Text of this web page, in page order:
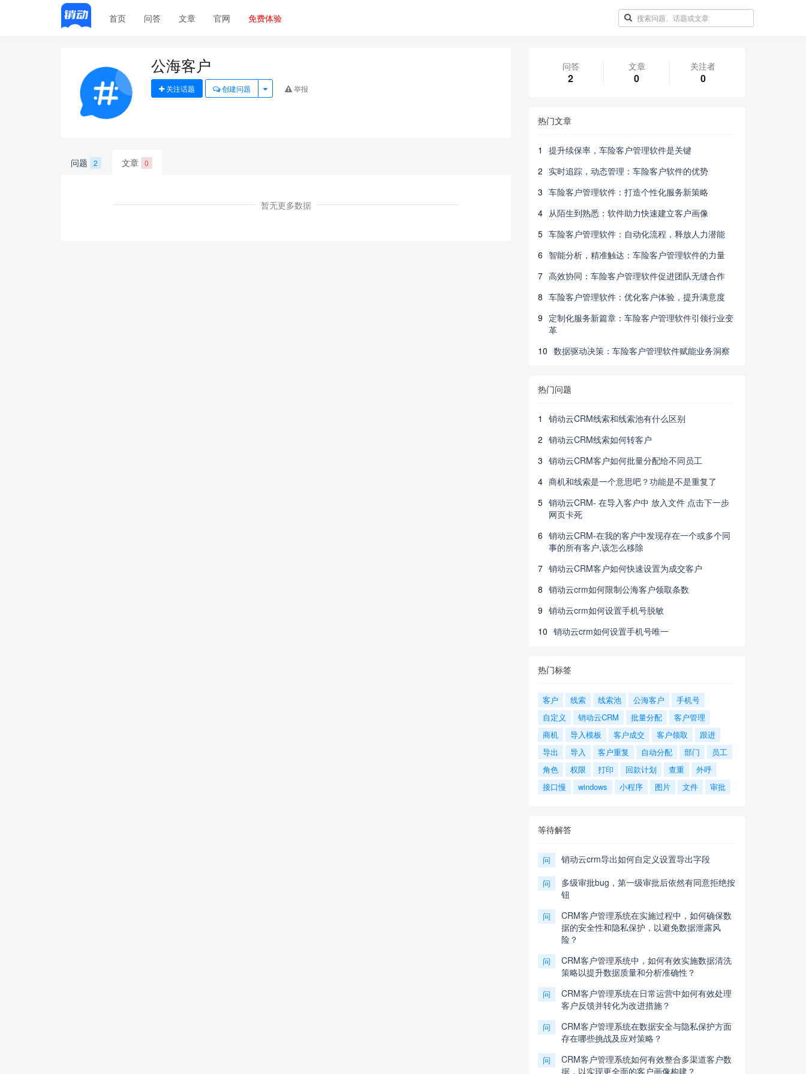
首页 问答 文章 官网 免费体验
公海客户
关注话题 创建问题 举报
问题 2 文章 0
暂无更多数据
问答
2
文章
0
关注者
0
热门文章
1
提升续保率，车险客户管理软件是关键
2 实时追踪，动态管理：车险客户软件的优势
3 车险客户管理软件：打造个性化服务新策略
4 从陌生到熟悉：软件助力快速建立客户画像
5 车险客户管理软件：自动化流程，释放人力潜能
6 智能分析，精准触达：车险客户管理软件的力量
7 高效协同：车险客户管理软件促进团队无缝合作
8 车险客户管理软件：优化客户体验，提升满意度
9 定制化服务新篇章：车险客户管理软件引领行业变
革
10 数据驱动决策：车险客户管理软件赋能业务洞察
热门问题
1
销动云CRM线索和线索池有什么区别
2 销动云CRM线索如何转客户
3 销动云CRM客户如何批量分配给不同员工
4 商机和线索是一个意思吧？功能是不是重复了
5 销动云CRM- 在导入客户中 放入文件 点击下一步
网页卡死
6 销动云CRM-在我的客户中发现存在一个或多个同
事的所有客户,该怎么移除
7 销动云CRM客户如何快速设置为成交客户
8 销动云crm如何限制公海客户领取条数
9 销动云crm如何设置手机号脱敏
10 销动云crm如何设置手机号唯一
热门标签
客户 线索 线索池 公海客户
手机号
自定义
销动云CRM 批量分配
客户管理
商机
导入模板 客户成交 客户领取
跟进
导出
导入 客户重复 自动分配 部门
员工
角色
权限 打印 回款计划 查重
外呼
接口慢
windows 小程序 图片 文件 审批
等待解答
问 销动云crm导出如何自定义设置导出字段
问
多级审批bug，第一级审批后依然有同意拒绝按
钮
问
CRM客户管理系统在实施过程中，如何确保数
据的安全性和隐私保护，以避免数据泄露风
险？
问
CRM客户管理系统中，如何有效实施数据清洗
策略以提升数据质量和分析准确性？
问
CRM客户管理系统在日常运营中如何有效处理
客户反馈并转化为改进措施？
问
CRM客户管理系统在数据安全与隐私保护方面
存在哪些挑战及应对策略？
问
CRM客户管理系统如何有效整合多渠道客户数
据，以实现更全面的客户画像构建？